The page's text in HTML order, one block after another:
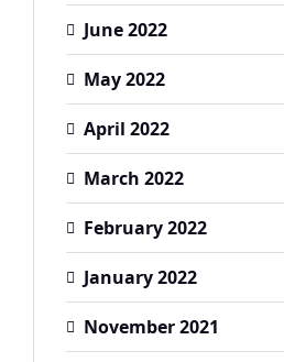
June 2022
May 2022
April 2022
March 2022
February 2022
January 2022
November 2021